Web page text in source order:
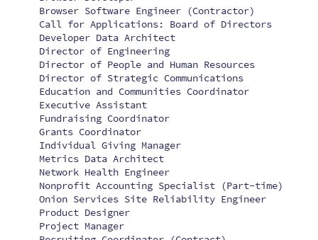
Browser Software Engineer (Contractor)
Call for Applications: Board of Directors
Developer Data Architect
Director of Engineering
Director of People and Human Resources
Director of Strategic Communications
Education and Communities Coordinator
Executive Assistant
Fundraising Coordinator
Grants Coordinator
Individual Giving Manager
Metrics Data Architect
Network Health Engineer
Nonprofit Accounting Specialist (Part-time)
Onion Services Site Reliability Engineer
Product Designer
Project Manager